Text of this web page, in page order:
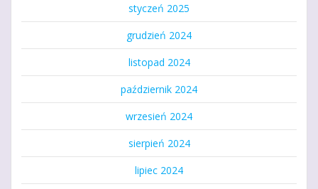
styczeń 2025
grudzień 2024
listopad 2024
październik 2024
wrzesień 2024
sierpień 2024
lipiec 2024